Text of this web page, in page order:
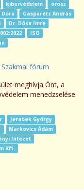
kibervédelem
orosz
Dóra
Gasparetz András
Dr. Dósa Imre
ISO
fórum
meghívja Önt, a
menedzselése
Jerabek György
Markovics Ádám
Intézet
Kft.